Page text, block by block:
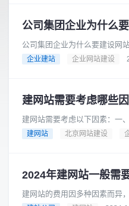
公司集团企业为什么要建设网
以下几个重要原因：在当今互
企业建站 企业网站建设
建网站需要考虑哪些因
建网站需要考虑以下因素：一
在互联网时代，消费者在产品
建网站 北京网站建设
2024年建网站一般需
建网站的费用因多种因素而异